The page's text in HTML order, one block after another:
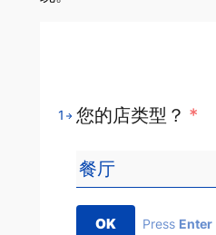
1 您的店类型？ *
OK Press